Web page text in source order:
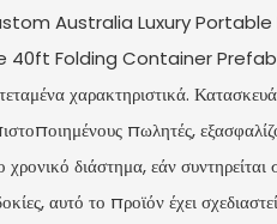
Australia Luxury
40ft Folding Container
χαρακτηριστικά.
πωλητές,
χρονικό διάστημα, εάν
αυτό το προϊόν έχει